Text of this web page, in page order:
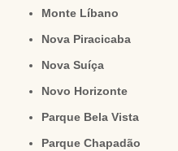
Monte Líbano
Nova Piracicaba
Nova Suíça
Novo Horizonte
Parque Bela Vista
Parque Chapadão